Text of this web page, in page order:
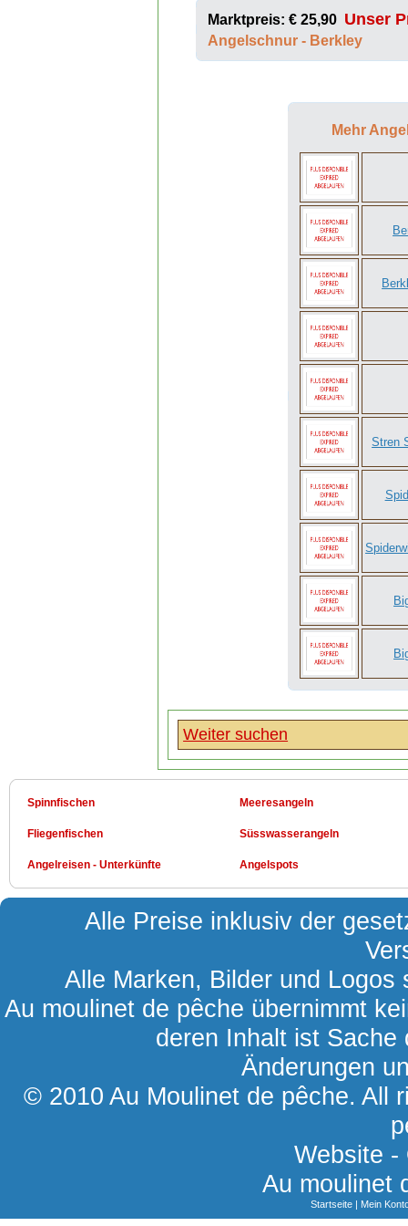
Marktpreis: € 25,90 Unser
Angelschnur - Berkley
Mehr
Stren
Weiter suchen
Spinnfischen Meeresangeln
Fliegenfischen Süsswasserangeln
Angelreisen - Unterkünfte Angelspots
Alle Preise inklusiv der
Alle Marken, Bilder und
Au moulinet de pêche übernimmt
deren Inhalt ist Sache
Änderungen
© 2010 Au Moulinet de pêche. All
Website -
Au moulinet
Startseite| Mein